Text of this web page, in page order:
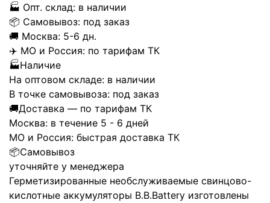
🏭 Опт. склад: в наличии
📦 Самовывоз: под заказ
🚚 Москва: 5-6 дн.
✈️ МО и Россия: по тарифам ТК
🏭Наличие
На оптовом складе: в наличии
В точке самовывоза: под заказ
🚚Доставка — по тарифам ТК
Москва: в течение 5 - 6 дней
МО и Россия: быстрая доставка ТК
📦Самовывоз
уточняйте у менеджера
Герметизированные необслуживаемые свинцово-
кислотные аккумуляторы B.B.Battery изготовлены